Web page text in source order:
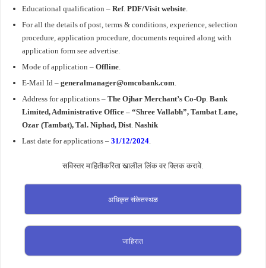
Educational qualification –Ref.PDF/Visit website
For all the details of post, terms & conditions, experience, selection
procedure, application procedure, documents required along with
application form see advertise
Mode of application –Offline
E-Mail Id –generalmanager@omcobank.com
Address forapplications – The Ojhar Merchant’s Co-Op .Bank
Limited, Administrative Office – “Shree Vallabh”, Tambat Lane,
Ozar (Tambat), Tal. Niphad,Dist .Nashik
Last date for applications –31/12/2024
सविस्तर माहितीकरिता खालील लिंक वर क्लिक करावे.
अधिकृत संकेतस्थळ
जाहिरात